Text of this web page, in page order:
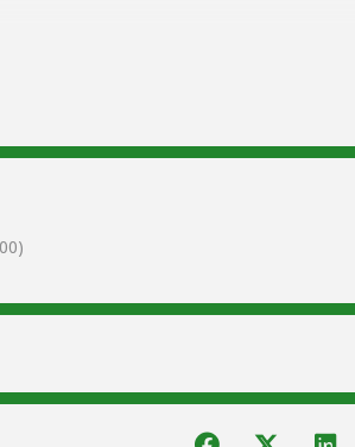
Consuegra
de Música y Danza de Consuegra